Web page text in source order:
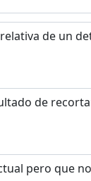
de un
de
pero que